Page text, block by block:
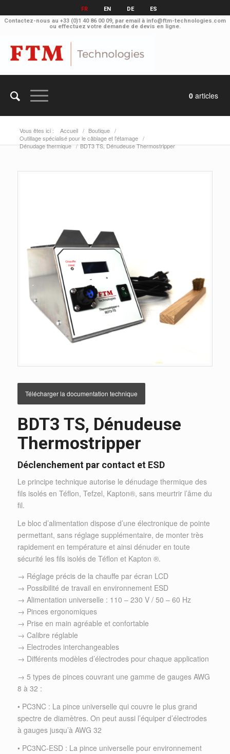
FR EN DE
ES
Contactez-nous au +33 (0)1 40 86 00 09, par email à info@ftm-technologies.com
ou effectuez votre demande de devis en ligne.
0 articles
Vous êtes ici : Accueil / Boutique /
Outillage spécialisé pour le câblage et l'étamage /
Dénudage thermique / BDT3 TS, Dénudeuse Thermostripper
Télécharger la documentation technique
BDT3 TS, Dénudeuse
Thermostripper
Déclenchement par contact et ESD
Le principe technique autorise le dénudage thermique des
fils isolés en Téflon, Tefzel, Kapton®, sans meurtrir l’âme du
fil.
Le bloc d’alimentation dispose d’une électronique de pointe
permettant, sans réglage supplémentaire, de monter très
rapidement en température et ainsi dénuder en toute
sécurité les fils isolés de Téflon et Kapton ®.
→ Réglage précis de la chauffe par écran LCD
→ Possibilité de travail en environnement ESD
→ Alimentation universelle : 110 – 230 V / 50 – 60 Hz
→ Pinces ergonomiques
→ Prise en main agréable et confortable
→ Calibre réglable
→ Electrodes interchangeables
→ Différents modèles d’électrodes pour chaque application
→ 5 types de pinces couvrant une gamme de gauges AWG
8 à 32 :
• PC3NC : La pince universelle qui couvre le plus grand
spectre de diamètres. On peut aussi l’équiper d’électrodes
à gauges jusqu’à AWG 32
• PC3NC-ESD : La pince universelle pour environnement